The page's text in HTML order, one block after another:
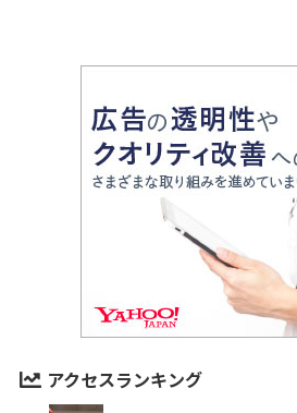
アクセスランキング